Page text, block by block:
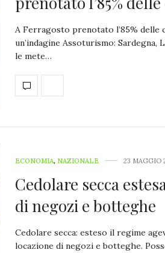
A Ferragosto prenotato l’85% delle
un’indagine Assoturismo: Sardegna,
le mete…
ECONOMIA, NAZIONALE 23 MAGGIO
Cedolare secca
di negozi e botteghe
Cedolare secca: esteso il regime
locazione di negozi e botteghe.